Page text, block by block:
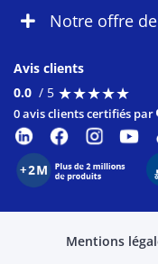
Notre offre
Avis clients
0.0 / 5 ★★★★★
★★★★★
0 avis clients certifiés par
Mentions